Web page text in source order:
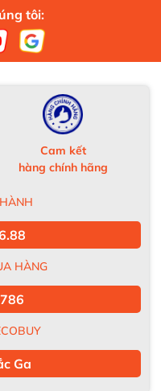
tôi:
Cam kết
hàng chính hãng
HÀNG
Ga